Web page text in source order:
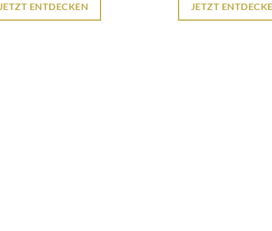
JETZT ENTDECKEN JETZT